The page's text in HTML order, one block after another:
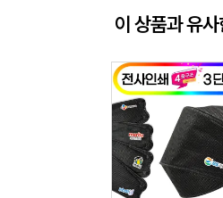
이 상품과 유